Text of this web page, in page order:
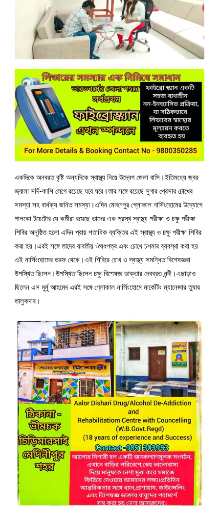
একদিকে অনবরত বৃষ্টি অন্যদিকে স্বাস্থ্য নিয়ে উদ্বেগ জেলা বাসি।ইতিমধ্যে জ্বর
জ্বালা সর্দি-কাশি লেগে রয়েছে ঘরে ঘরে।তার সঙ্গে রয়েছে সুগার প্রেসার চোখের
সমস্যা সহ বার্ধক্য জনিত সমস্যা।এদিন মোহনপুর গ্লোকাল নার্সিংহোমের উদ্যোগে
পালকো টয়েটোর যে কর্মীরা রয়েছে তাদের এক প্রস্থ স্বাস্থ্য পরীক্ষা ও চক্ষু পরীক্ষা
শিবির অনুষ্ঠিত হলো এদিন প্রায় শতাধিক ব্যক্তির এই স্বাস্থ্য ও চক্ষু পরীক্ষা শিবির
করা হয়।এরই সঙ্গে তাদের যাবতীয় ঔষধপত্র এবং চোখে চশমার ব্যবস্থা করা হয়
এই নার্সিংহোমের তরফ থেকে।এই শিবিরে চোখ ও স্বাস্থ্য সমন্ধিত বিশেষজ্ঞরা
উপস্থিত ছিলেন।উপস্থিত ছিলেন চক্ষু বিশেষজ্ঞ ডাক্তার দেবব্রত নন্দী।এছাড়াও
ছিলেন এস মুর্মু আহমেদ এরই সঙ্গে গ্লোকাল নার্সিংহোমে মার্কেটিং ম্যানেজার তুষার
তালুকদার।